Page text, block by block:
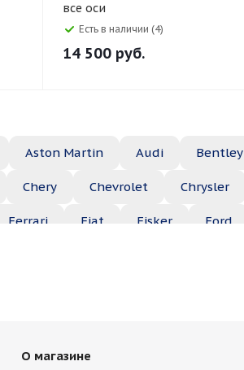
все оси
Есть в наличии (4)
14 500 руб.
Aston Martin Audi Bentley
Chery Chevrolet Chrysler
Ferrari Fiat Fisker Ford
Opel Peugeot
О магазине